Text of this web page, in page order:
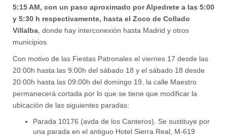
5:15 AM, con un paso aproximado por Alpedrete a las 5:00
y 5:30 h respectivamente, hasta el Zoco de Collado
Villalba , donde hay interconexión hasta Madrid y otros
municipios.
Con motivo de las Fiestas Patronales el viernes 17 desde las
20:00h hasta las 9:00h del sábado 18 y el sábado 18 desde
20:00h hasta las 09:00h del domingo 19, la calle Maestro
permanecerá cortada por lo que se tiene que modificar la
ubicación de las siguientes paradas:
Parada 10176 (avda de los Canteros). Se sustituye por
una parada en el antiguo Hotel Sierra Real, M-619